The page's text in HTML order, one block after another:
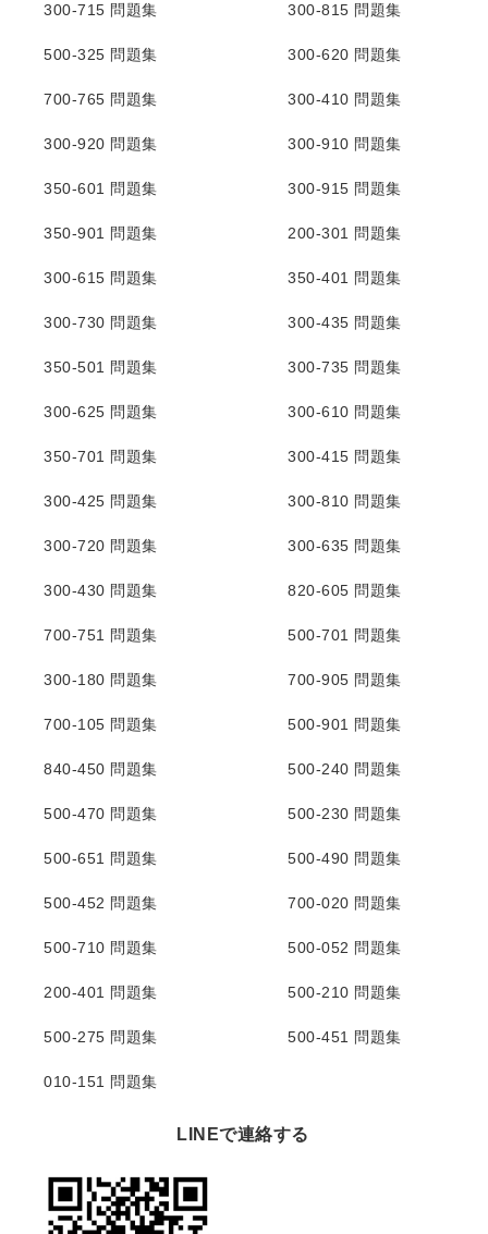
300-715 問題集 300-815 問題集
500-325 問題集 300-620 問題集
700-765 問題集 300-410 問題集
300-920 問題集 300-910 問題集
350-601 問題集 300-915 問題集
350-901 問題集 200-301 問題集
300-615 問題集 350-401 問題集
300-730 問題集 300-435 問題集
350-501 問題集 300-735 問題集
300-625 問題集 300-610 問題集
350-701 問題集 300-415 問題集
300-425 問題集 300-810 問題集
300-720 問題集 300-635 問題集
300-430 問題集 820-605 問題集
700-751 問題集 500-701 問題集
300-180 問題集 700-905 問題集
700-105 問題集 500-901 問題集
840-450 問題集 500-240 問題集
500-470 問題集 500-230 問題集
500-651 問題集 500-490 問題集
500-452 問題集 700-020 問題集
500-710 問題集 500-052 問題集
200-401 問題集 500-210 問題集
500-275 問題集 500-451 問題集
010-151 問題集
LINEで連絡する